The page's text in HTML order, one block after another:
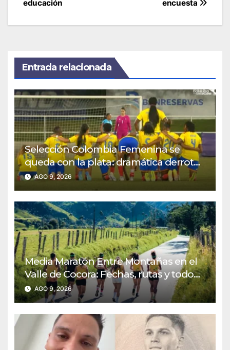
encuesta
educación
Entrada relacionada
Selección Colombia Femenina se
queda con la plata: dramática derrota
ante México en los Juegos
Centroamericanos y del Caribe
AGO 9, 2026
Media Maratón Entre Montañas en el
Valle de Cocora: Fechas, rutas y todo
sobre la gran fiesta del running en
Salento
AGO 9, 2026